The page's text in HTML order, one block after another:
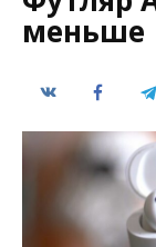
меньше